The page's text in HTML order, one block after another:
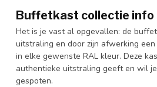
Buffetkast collectie info
Het is je vast al opgevallen: de
uitstraling en door zijn afwerking
in elke gewenste RAL kleur. Deze
authentieke uitstraling geeft en wil
gespoten.